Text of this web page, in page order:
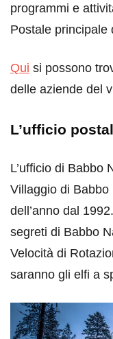
programmi e
Postale principale
Qui si possono
delle aziende del
L’ufficio
L’ufficio di Babbo
Villaggio di
dell’anno dal
segreti di Babbo
Velocità di
saranno gli elfi a